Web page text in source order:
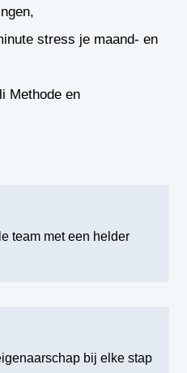
stress je maand- en
Methode en
team met een helder
bij elke stap